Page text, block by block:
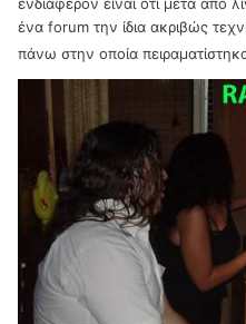
ένα forum την ίδια ακριβώς
πάνω στην οποία